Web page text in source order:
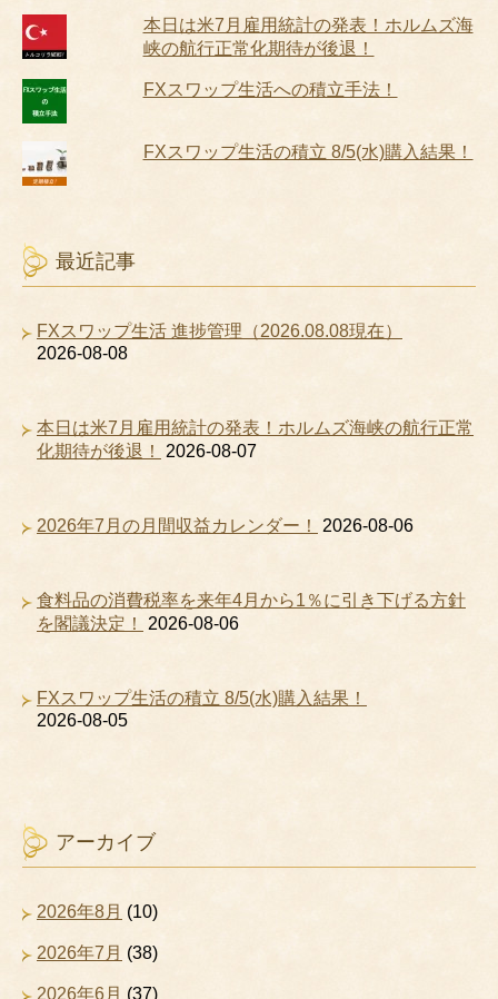
本日は米7月雇用統計の発表！ホルムズ海
峡の航行正常化期待が後退！
FXスワップ生活への積立手法！
FXスワップ生活の積立 8/5(水)購入結果！
最近記事
FXスワップ生活 進捗管理（2026.08.08現在）
2026-08-08
本日は米7月雇用統計の発表！ホルムズ海峡の航行正常
化期待が後退！
2026-08-07
2026年7月の月間収益カレンダー！ 2026-08-06
食料品の消費税率を来年4月から1％に引き下げる方針
を閣議決定！
2026-08-06
FXスワップ生活の積立 8/5(水)購入結果！
2026-08-05
アーカイブ
2026年8月 (10)
2026年7月 (38)
2026年6月 (37)